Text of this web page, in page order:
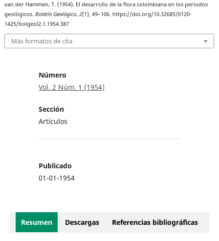
van der Hammen, T. (1954). El desarrollo de la flora colombiana en los periodos
geológicos.Boletín Geológico,2(1), 49–106. https://doi.org/10.32685/0120-
1425/bolgeol2.1.1954.387
Más formatos de cita
Número
Vol. 2 Núm. 1 (1954)
Sección
Artículos
Publicado
01-01-1954
Resumen Descargas Referencias bibliográficas